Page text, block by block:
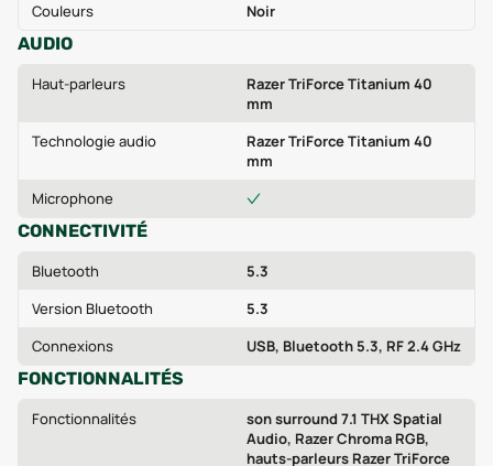
Couleurs
Noir
AUDIO
Haut-parleurs
Razer TriForce Titanium 40
mm
Technologie audio
Razer TriForce Titanium 40
mm
Microphone
CONNECTIVITÉ
Bluetooth
5.3
Version Bluetooth
5.3
Connexions
USB, Bluetooth 5.3, RF 2.4 GHz
FONCTIONNALITÉS
Fonctionnalités
son surround 7.1 THX Spatial
Audio, Razer Chroma RGB,
hauts-parleurs Razer TriForce